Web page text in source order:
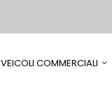
VEICOLI COMMERCIALI